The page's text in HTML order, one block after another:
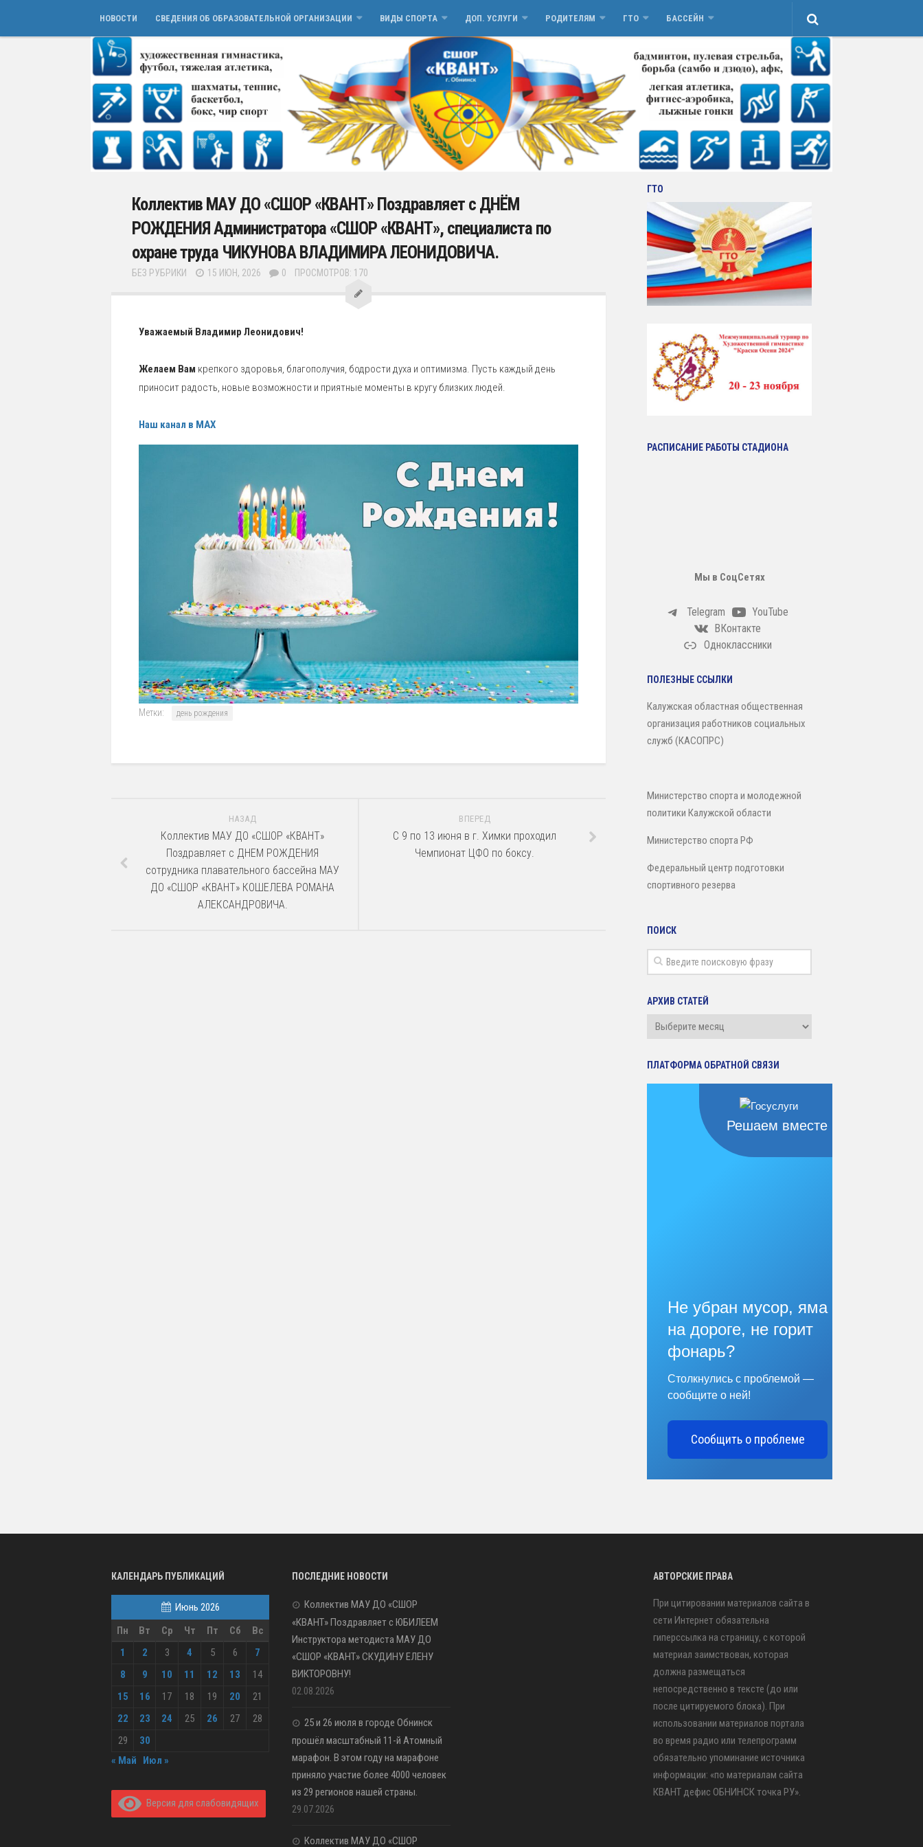
НОВОСТИ СВЕДЕНИЯ ОБ ОБРАЗОВАТЕЛЬНОЙ ОРГАНИЗАЦИИ ВИДЫ СПОРТА ДОП. УСЛУГИ РОДИТЕЛЯМ ГТО БАССЕЙН
Коллектив МАУ ДО «СШОР «КВАНТ» Поздравляет с ДНЁМ
РОЖДЕНИЯ Администратора «СШОР «КВАНТ», специалиста по
охране труда ЧИКУНОВА ВЛАДИМИРА ЛЕОНИДОВИЧА.
БЕЗ РУБРИКИ 15 ИЮН, 2026 0 ПРОСМОТРОВ: 170
Уважаемый Владимир Леонидович!
Желаем Вам крепкого здоровья, благополучия, бодрости духа и оптимизма. Пусть каждый день
приносит радость, новые возможности и приятные моменты в кругу близких людей.
Наш канал в MAX
Метки: день рождения
ВПЕРЕД
С 9 по 13 июня в г. Химки проходил
Чемпионат ЦФО по боксу.
НАЗАД
Коллектив МАУ ДО «СШОР «КВАНТ»
Поздравляет с ДНЕМ РОЖДЕНИЯ
сотрудника плавательного бассейна МАУ
ДО «СШОР «КВАНТ» КОШЕЛЕВА РОМАНА
АЛЕКСАНДРОВИЧА.
ГТО
РАСПИСАНИЕ РАБОТЫ СТАДИОНА
Мы в СоцСетях
Telegram
YouTube
ВКонтакте
Одноклассники
ПОЛЕЗНЫЕ ССЫЛКИ
Калужская областная общественная
организация работников социальных
служб (КАСОПРС)
Министерство спорта и молодежной
политики Калужской области
Министерство спорта РФ
Федеральный центр подготовки
спортивного резерва
ПОИСК
АРХИВ СТАТЕЙ
Архив
ПЛАТФОРМА ОБРАТНОЙ СВЯЗИ
Решаем вместе
Не убран мусор, яма
на дороге, не горит
фонарь?
Столкнулись с проблемой —
сообщите о ней!
Сообщить о проблеме
КАЛЕНДАРЬ ПУБЛИКАЦИЙ
Июнь 2026
Пн
Вт Ср Чт Пт Сб
Вс
1
2 3 4 5 6
7
8
9 10 11 12 13
14
15
16 17 18 19 20
21
22
23 24 25 26 27
28
29
30
« Май
Июл »
Версия для слабовидящих
ПОСЛЕДНИЕ НОВОСТИ
Коллектив МАУ ДО «СШОР
«КВАНТ» Поздравляет с ЮБИЛЕЕМ
Инструктора методиста МАУ ДО
«СШОР «КВАНТ» СКУДИНУ ЕЛЕНУ
ВИКТОРОВНУ!
02.08.2026
25 и 26 июля в городе Обнинск
прошёл масштабный 11-й Атомный
марафон. В этом году на марафоне
приняло участие более 4000 человек
из 29 регионов нашей страны.
29.07.2026
Коллектив МАУ ДО «СШОР
АВТОРСКИЕ ПРАВА
При цитировании материалов сайта в
сети Интернет обязательна
гиперссылка на страницу, с которой
материал заимствован, которая
должна размещаться
непосредственно в тексте (до или
после цитируемого блока). При
использовании материалов портала
во время радио или телепрограмм
обязательно упоминание источника
информации: «по материалам сайта
КВАНТ дефис ОБНИНСК точка РУ».